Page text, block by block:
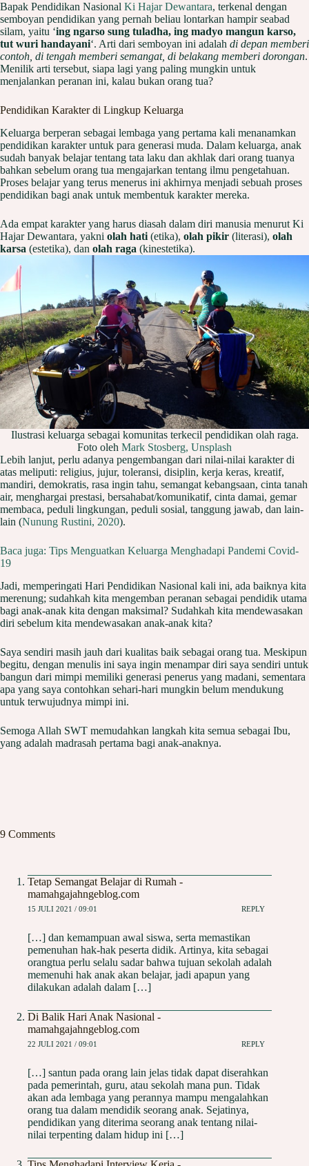
Bapak Pendidikan Nasional Ki Hajar Dewantara, terkenal dengan
semboyan pendidikan yang pernah beliau lontarkan hampir seabad
silam, yaitu ‘ing ngarso sung tuladha, ing madyo mangun karso,
tut wuri handayani‘. Arti dari semboyan ini adalah di depan memberi
contoh, di tengah memberi semangat, di belakang memberi dorongan.
Menilik arti tersebut, siapa lagi yang paling mungkin untuk
menjalankan peranan ini, kalau bukan orang tua?
Pendidikan Karakter di Lingkup Keluarga
Keluarga berperan sebagai lembaga yang pertama kali menanamkan
pendidikan karakter untuk para generasi muda. Dalam keluarga, anak
sudah banyak belajar tentang tata laku dan akhlak dari orang tuanya
bahkan sebelum orang tua mengajarkan tentang ilmu pengetahuan.
Proses belajar yang terus menerus ini akhirnya menjadi sebuah proses
pendidikan bagi anak untuk membentuk karakter mereka.
Ada empat karakter yang harus diasah dalam diri manusia menurut Ki
Hajar Dewantara, yakni olah hati (etika), olah pikir (literasi), olah
karsa (estetika), dan olah raga (kinestetika).
Ilustrasi keluarga sebagai komunitas terkecil pendidikan olah raga.
Foto oleh Mark Stosberg, Unsplash
Lebih lanjut, perlu adanya pengembangan dari nilai-nilai karakter di
atas meliputi: religius, jujur, toleransi, disiplin, kerja keras, kreatif,
mandiri, demokratis, rasa ingin tahu, semangat kebangsaan, cinta tanah
air, menghargai prestasi, bersahabat/komunikatif, cinta damai, gemar
membaca, peduli lingkungan, peduli sosial, tanggung jawab, dan lain-
lain (Nunung Rustini, 2020).
Baca juga: Tips Menguatkan Keluarga Menghadapi Pandemi Covid-
19
Jadi, memperingati Hari Pendidikan Nasional kali ini, ada baiknya kita
merenung; sudahkah kita mengemban peranan sebagai pendidik utama
bagi anak-anak kita dengan maksimal? Sudahkah kita mendewasakan
diri sebelum kita mendewasakan anak-anak kita?
Saya sendiri masih jauh dari kualitas baik sebagai orang tua. Meskipun
begitu, dengan menulis ini saya ingin menampar diri saya sendiri untuk
bangun dari mimpi memiliki generasi penerus yang madani, sementara
apa yang saya contohkan sehari-hari mungkin belum mendukung
untuk terwujudnya mimpi ini.
Semoga Allah SWT memudahkan langkah kita semua sebagai Ibu,
yang adalah madrasah pertama bagi anak-anaknya.
9 Comments
Tetap Semangat Belajar di Rumah -
mamahgajahngeblog.com
15 JULI 2021 / 09:01 REPLY
[…] dan kemampuan awal siswa, serta memastikan
pemenuhan hak-hak peserta didik. Artinya, kita sebagai
orangtua perlu selalu sadar bahwa tujuan sekolah adalah
memenuhi hak anak akan belajar, jadi apapun yang
dilakukan adalah dalam […]
Di Balik Hari Anak Nasional -
mamahgajahngeblog.com
22 JULI 2021 / 09:01 REPLY
[…] santun pada orang lain jelas tidak dapat diserahkan
pada pemerintah, guru, atau sekolah mana pun. Tidak
akan ada lembaga yang perannya mampu mengalahkan
orang tua dalam mendidik seorang anak. Sejatinya,
pendidikan yang diterima seorang anak tentang nilai-
nilai terpenting dalam hidup ini […]